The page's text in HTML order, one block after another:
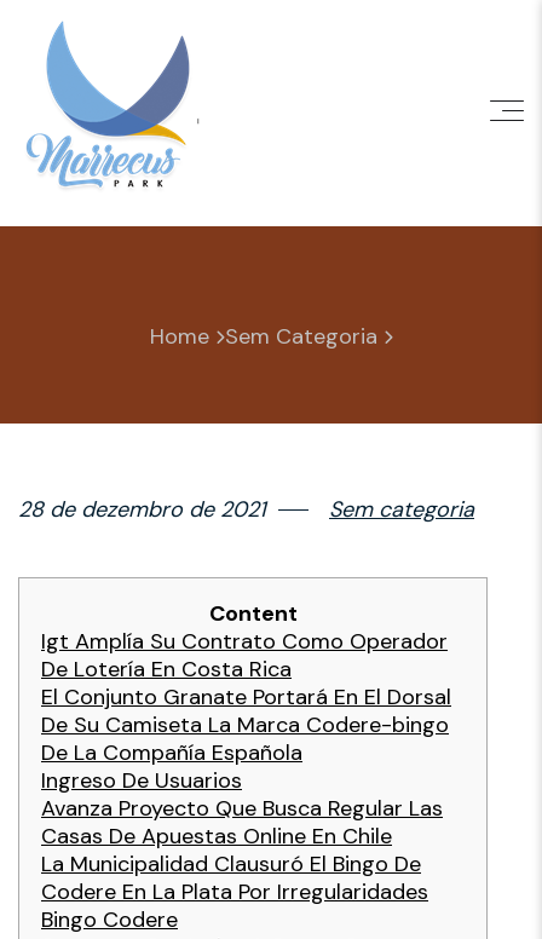
content
Home Sem Categoria
28 de dezembro de 2021 Sem categoria
Content
Igt Amplía Su Contrato Como Operador
De Lotería En Costa Rica
El Conjunto Granate Portará En El Dorsal
De Su Camiseta La Marca Codere-bingo
De La Compañía Española
Ingreso De Usuarios
Avanza Proyecto Que Busca Regular Las
Casas De Apuestas Online En Chile
La Municipalidad Clausuró El Bingo De
Codere En La Plata Por Irregularidades
Bingo Codere